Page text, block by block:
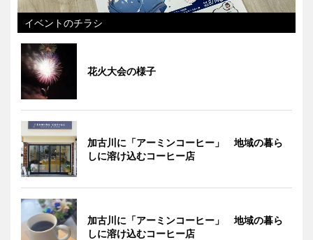
イベントのチラシ
花火大会の様子
加古川に「アーミンコーヒー」 地域の暮ら
しに溶け込むコーヒー店
加古川に「アーミンコーヒー」 地域の暮ら
しに溶け込むコーヒー店